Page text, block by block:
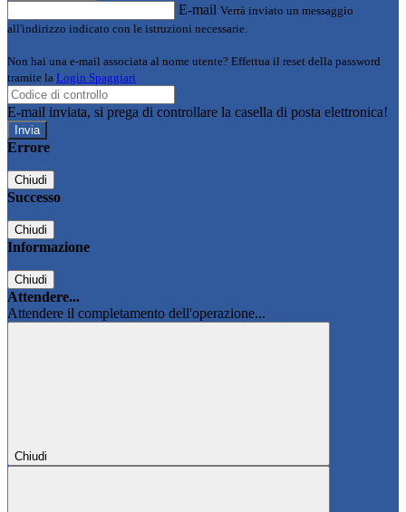
E-mail Verrà inviato un messaggio
all'indirizzo indicato con le istruzioni necessarie.
Non hai una e-mail associata al nome utente? Effettua il reset della password
tramite la Login Spaggiari
E-mail inviata, si prega di controllare la casella di posta elettronica!
Errore
Chiudi
Successo
Chiudi
Informazione
Chiudi
Attendere...
Attendere il completamento dell'operazione...
Chiudi